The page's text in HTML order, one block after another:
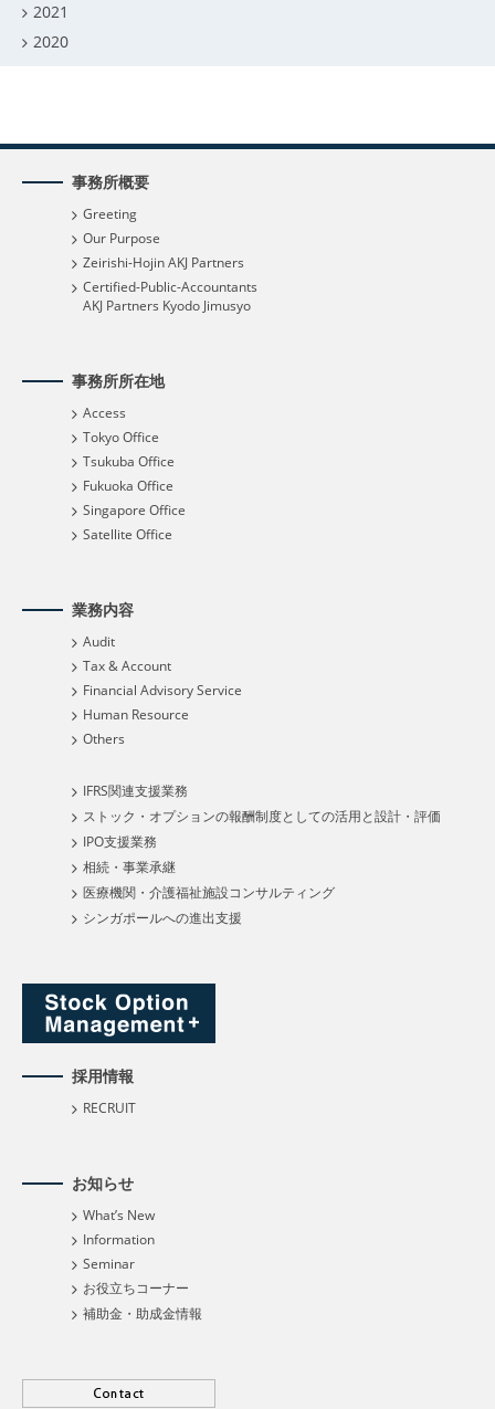
2021
2020
事務所概要
Greeting
Our Purpose
Zeirishi-Hojin AKJ Partners
Certified-Public-Accountants
AKJ Partners Kyodo Jimusyo
事務所所在地
Access
Tokyo Office
Tsukuba Office
Fukuoka Office
Singapore Office
Satellite Office
業務内容
Audit
Tax & Account
Financial Advisory Service
Human Resource
Others
IFRS関連支援業務
ストック・オプションの報酬制度としての活用と設計・評価
IPO支援業務
相続・事業承継
医療機関・介護福祉施設コンサルティング
シンガポールへの進出支援
採用情報
RECRUIT
お知らせ
What’s New
Information
Seminar
お役立ちコーナー
補助金・助成金情報